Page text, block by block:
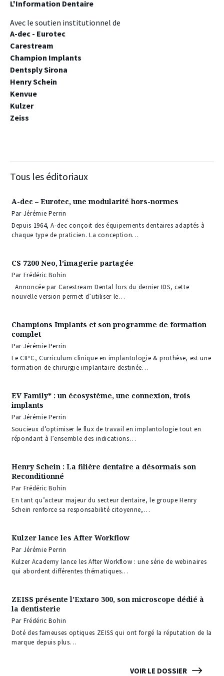
L'Information Dentaire
Avec le soutien institutionnel de
A-dec - Eurotec
Carestream
Champion Implants
Dentsply Sirona
Henry Schein
Kenvue
Kulzer
Zeiss
Tous les éditoriaux
VOIR LE DOSSIER
A-dec – Eurotec, une modularité hors-normes
Par Jérémie Perrin
Depuis 1964, A-dec conçoit des équipements dentaires adaptés à
chaque type de praticien. La conception…
CS 7200 Neo, l’imagerie partagée
Par Frédéric Bohin
Annoncée par Carestream Dental lors du dernier IDS, cette
nouvelle version permet d’utiliser le…
Champions Implants et son programme de formation
complet
Par Jérémie Perrin
Le CIPC, Curriculum clinique en implantologie & prothèse, est une
formation de chirurgie implantaire destinée…
EV Family* : un écosystème, une connexion, trois
implants
Par Jérémie Perrin
Soucieux d’optimiser le flux de travail en implantologie tout en
répondant à l’ensemble des indications…
Henry Schein : La filière dentaire a désormais son
Reconditionné
Par Frédéric Bohin
En tant qu’acteur majeur du secteur dentaire, le groupe Henry
Schein renforce sa responsabilité citoyenne,…
Kulzer lance les After Workflow
Par Jérémie Perrin
Kulzer Academy lance les After Workflow : une série de webinaires
qui abordent différentes thématiques…
ZEISS présente l’Extaro 300, son microscope dédié à
la dentisterie
Par Frédéric Bohin
Doté des fameuses optiques ZEISS qui ont forgé la réputation de la
marque depuis plus…